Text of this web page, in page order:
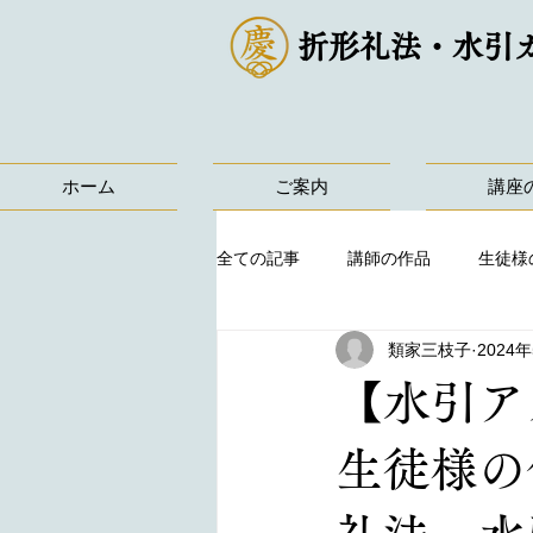
折形礼法・水引
ホーム ご案内 講座
全ての記事 講師の作品 生徒様
【水引
生徒様
類家三枝子 2024